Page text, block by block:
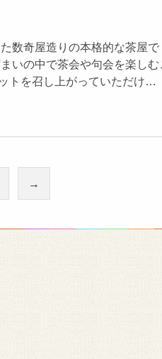
数奇屋造りの本格的な茶屋で
いの中で茶会や句会を楽しむ
トを召し上がっていただけ…
→